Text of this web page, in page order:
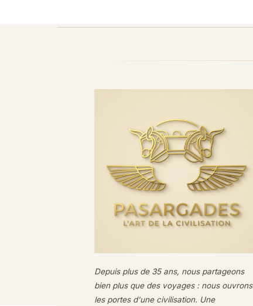
Depuis plus de 35 ans, nous partageons
bien plus que des voyages : nous ouvrons
les portes d'une civilisation. Une